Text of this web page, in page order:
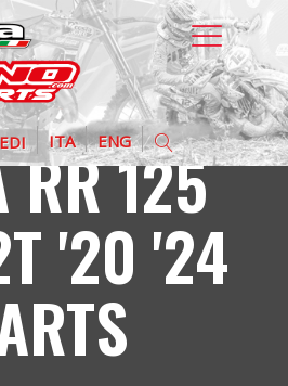
ITA ENG
RR 125
'20 '24